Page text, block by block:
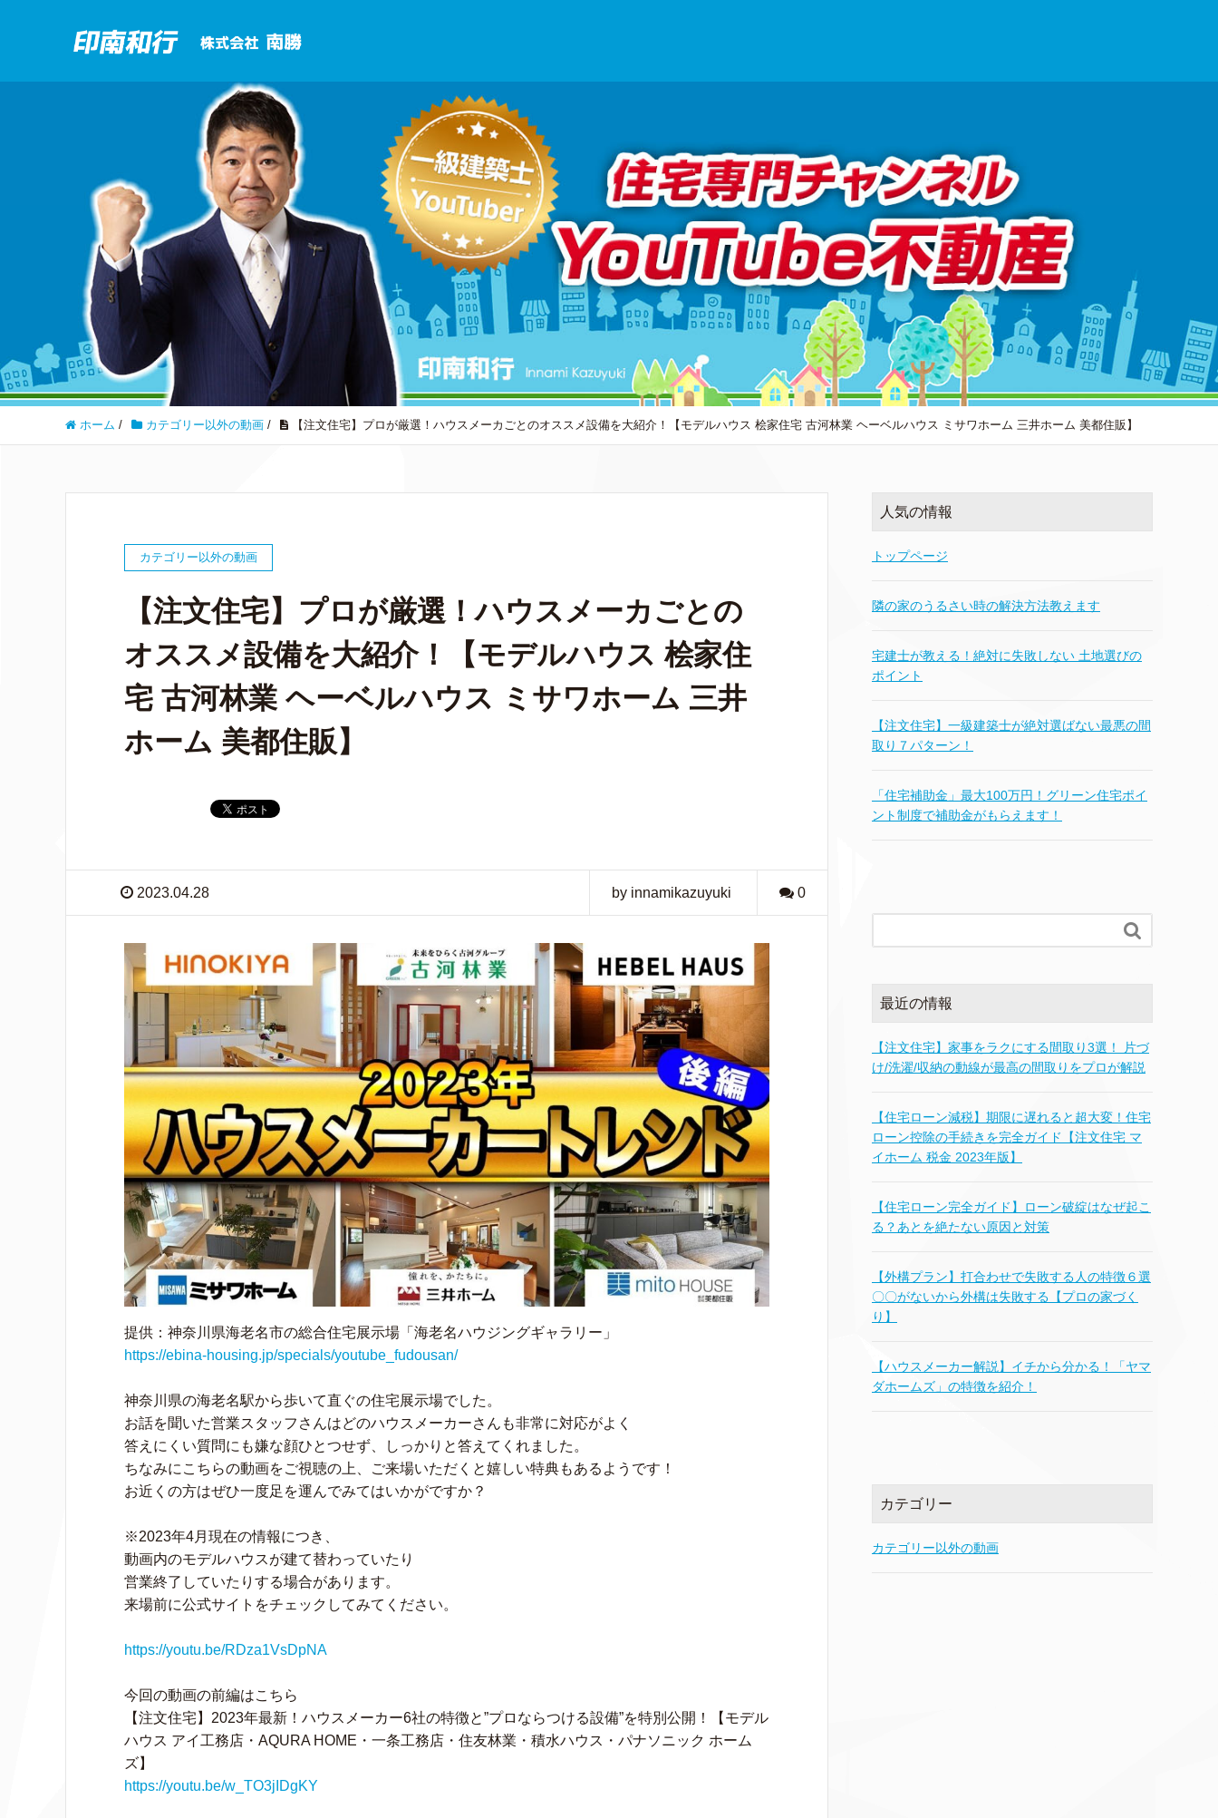
ホーム / カテゴリー以外の動画 / 【注文住宅】プロが厳選！ハウスメーカごとのオススメ設備を大紹介！【モデルハウス 桧家住宅 古河林業 ヘーベルハウス ミサワホーム 三井ホーム 美都住販】
カテゴリー以外の動画
【注文住宅】プロが厳選！ハウスメーカごとの
オススメ設備を大紹介！【モデルハウス 桧家住
宅 古河林業 ヘーベルハウス ミサワホーム 三井
ホーム 美都住販】
2023.04.28 by innamikazuyuki 0
提供：神奈川県海老名市の総合住宅展示場「海老名ハウジングギャラリー」
https://ebina-housing.jp/specials/youtube_fudousan/
神奈川県の海老名駅から歩いて直ぐの住宅展示場でした。
お話を聞いた営業スタッフさんはどのハウスメーカーさんも非常に対応がよく
答えにくい質問にも嫌な顔ひとつせず、しっかりと答えてくれました。
ちなみにこちらの動画をご視聴の上、ご来場いただくと嬉しい特典もあるようです！
お近くの方はぜひ一度足を運んでみてはいかがですか？
※2023年4月現在の情報につき、
動画内のモデルハウスが建て替わっていたり
営業終了していたりする場合があります。
来場前に公式サイトをチェックしてみてください。
https://youtu.be/RDza1VsDpNA
今回の動画の前編はこちら
【注文住宅】2023年最新！ハウスメーカー6社の特徴と”プロならつける設備”を特別公開！【モデル
ハウス アイ工務店・AQURA HOME・一条工務店・住友林業・積水ハウス・パナソニック ホーム
ズ】
https://youtu.be/w_TO3jIDgKY
人気の情報
トップページ
隣の家のうるさい時の解決方法教えます
宅建士が教える！絶対に失敗しない 土地選びの
ポイント
【注文住宅】一級建築士が絶対選ばない最悪の間
取り７パターン！
「住宅補助金」最大100万円！グリーン住宅ポイ
ント制度で補助金がもらえます！

最近の情報
【注文住宅】家事をラクにする間取り3選！ 片づ
け/洗濯/収納の動線が最高の間取りをプロが解説
【住宅ローン減税】期限に遅れると超大変！住宅
ローン控除の手続きを完全ガイド【注文住宅 マ
イホーム 税金 2023年版】
【住宅ローン完全ガイド】ローン破綻はなぜ起こ
る？あとを絶たない原因と対策
【外構プラン】打合わせで失敗する人の特徴６選
〇〇がないから外構は失敗する【プロの家づく
り】
【ハウスメーカー解説】イチから分かる！「ヤマ
ダホームズ」の特徴を紹介！
カテゴリー
カテゴリー以外の動画